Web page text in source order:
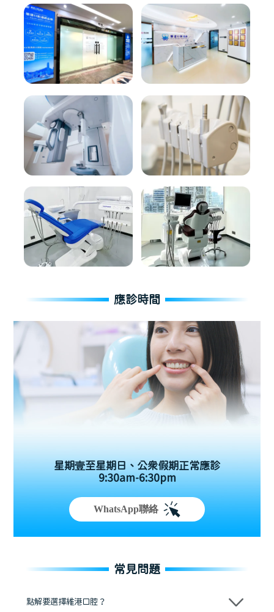
應診時間
星期壹至星期日、公眾假期正常應診
9:30am-6:30pm
WhatsApp聯絡
常見問題
點解要選擇維港口腔？